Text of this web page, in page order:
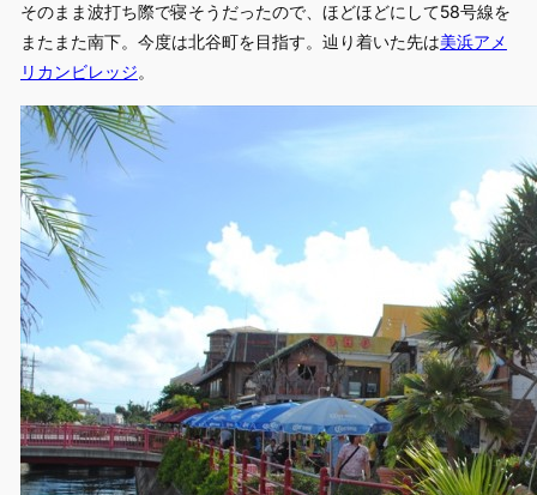
そのまま波打ち際で寝そうだったので、ほどほどにして58号線を
またまた南下。今度は北谷町を目指す。辿り着いた先は美浜アメ
リカンビレッジ。